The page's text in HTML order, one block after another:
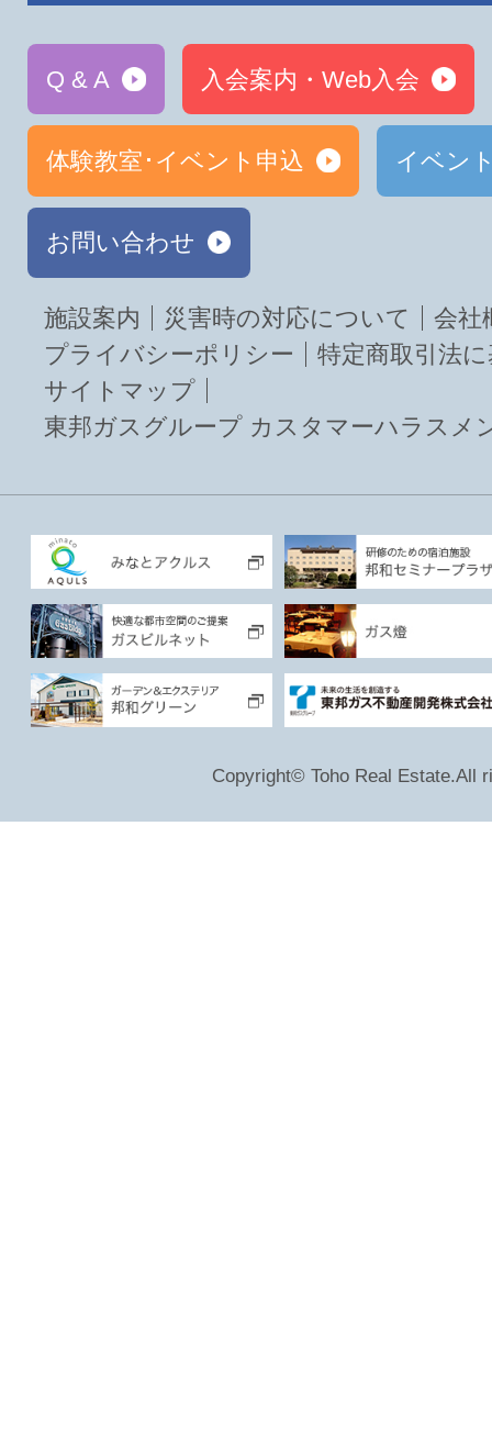
Q & A 入会案内・Web入会
体験教室･イベント申込 イベン
お問い合わせ
施設案内 災害時の対応について
会社
プライバシーポリシー
特定商取引法
サイトマップ
東邦ガスグループ カスタマーハラスメ
Copyright© Toho Real Estate.All